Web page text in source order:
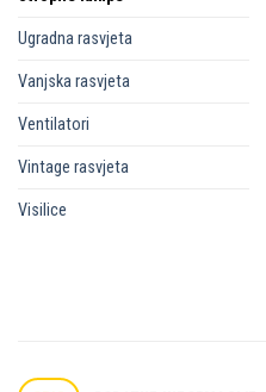
Ugradna rasvjeta
Vanjska rasvjeta
Ventilatori
Vintage rasvjeta
Visilice